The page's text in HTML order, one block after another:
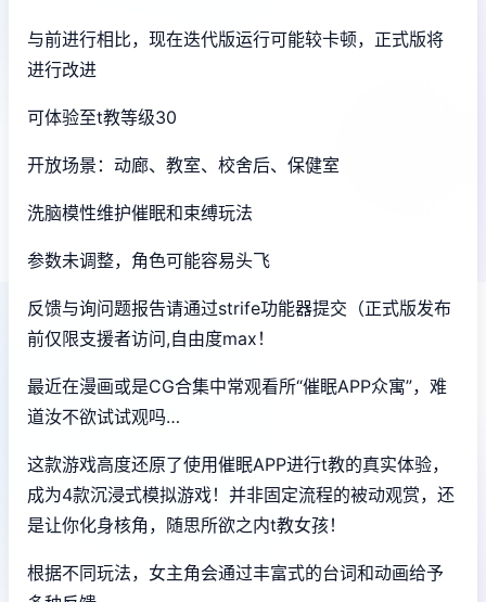
与前进行相比，现在迭代版运行可能较卡顿，正式版将
进行改进
可体验至t教等级30
开放场景：动廊、教室、校舍后、保健室
洗脑模性维护催眠和束缚玩法
参数未调整，角色可能容易头飞
反馈与询问题报告请通过strife功能器提交（正式版发布
前仅限支援者访问,自由度max！
最近在漫画或是CG合集中常观看所“催眠APP众寓”，难
道汝不欲试试观吗…
这款游戏高度还原了使用催眠APP进行t教的真实体验，
成为4款沉浸式模拟游戏！并非固定流程的被动观赏，还
是让你化身核角，随思所欲之内t教女孩！
根据不同玩法，女主角会通过丰富式的台词和动画给予